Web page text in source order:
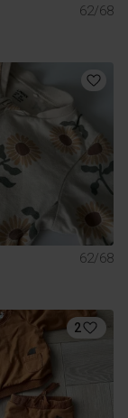
62/68
62/68
2